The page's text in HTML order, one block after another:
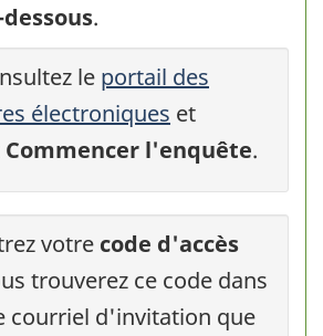
.
le portail des
électroniques et
Commencer l'enquête.
votre code d'accès
trouverez ce code dans
courriel d'invitation que